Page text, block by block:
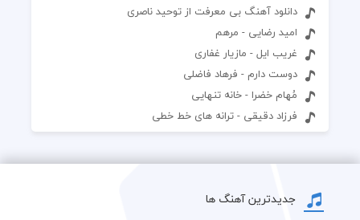
دانلود آهنگ بی معرفت از توحید ناصری
امید رضایی - مرهم
غریب ایل - مازیار غفاری
دوست دارم - فرهاد فاضلی
مُهام خضرا - خانه تنهایی
فرزاد دقیقی - ترانه های خط خطی
جدیدترین آهنگ ها